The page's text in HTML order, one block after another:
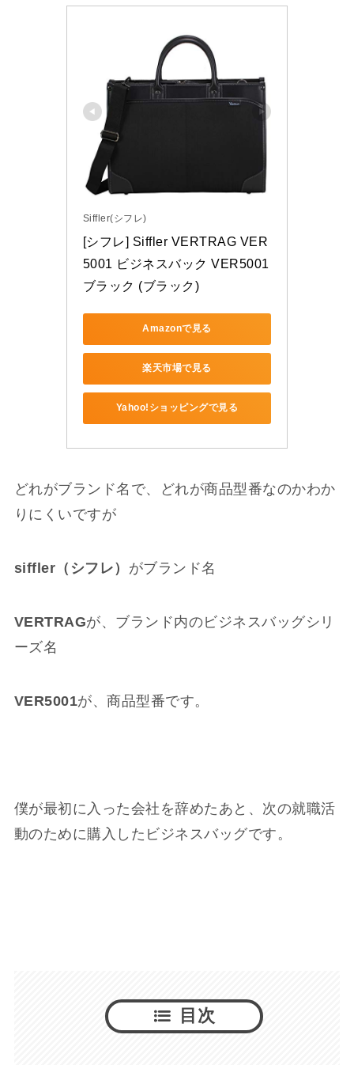
Siffler(シフレ)
[シフレ] Siffler VERTRAG VER
5001 ビジネスバック VER5001
ブラック (ブラック)
Amazonで見る
楽天市場で見る
Yahoo!ショッピングで見る
どれがブランド名で、どれが商品型番なのかわか
りにくいですが
siffler（シフレ） がブランド名
VERTRAGが、ブランド内のビジネスバッグシリ
ーズ名
VER5001が、商品型番です。
僕が最初に入った会社を辞めたあと、次の就職活
動のために購入したビジネスバッグです。
目次